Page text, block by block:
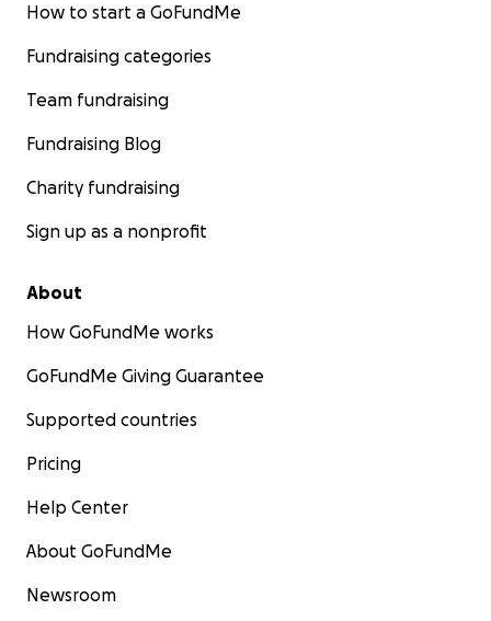
How to start a GoFundMe
Fundraising categories
Team fundraising
Fundraising Blog
Charity fundraising
Sign up as a nonprofit
About
How GoFundMe works
GoFundMe Giving Guarantee
Supported countries
Pricing
Help Center
About GoFundMe
Newsroom